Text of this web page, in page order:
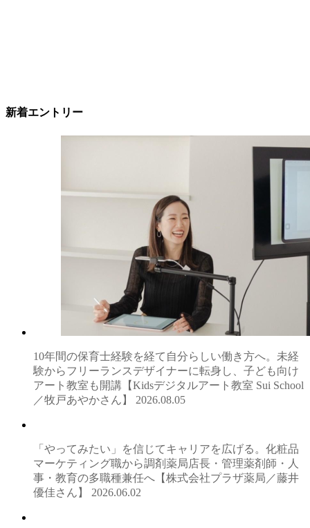
新着エントリー
10年間の保育士経験を経て自分らしい働き方へ。未経
験からフリーランスデザイナーに転身し、子ども向け
アート教室も開講【Kidsデジタルアート教室 Sui School
／牧戸あやかさん】 2026.08.05
「やってみたい」を信じてキャリアを広げる。化粧品
マーケティング職から調剤薬局店長・管理薬剤師・人
事・教育の多職種兼任へ【株式会社プラザ薬局／藤井
優佳さん】 2026.06.02